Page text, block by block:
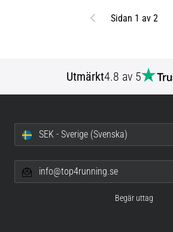
Föregående
Sidan 1 av 2
Utmärkt4.8 av 5
SEK - Sverige (Svenska)
info@top4running.se
Begär uttag